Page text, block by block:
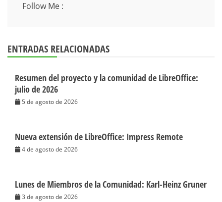
Follow Me :
ENTRADAS RELACIONADAS
Resumen del proyecto y la comunidad de LibreOffice:
julio de 2026
5 de agosto de 2026
Nueva extensión de LibreOffice: Impress Remote
4 de agosto de 2026
Lunes de Miembros de la Comunidad: Karl-Heinz Gruner
3 de agosto de 2026